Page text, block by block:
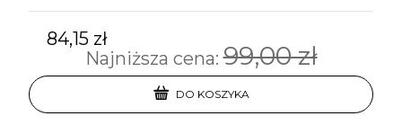
84,15 zł
Najniższa cena:99,00 zł
DO KOSZYKA